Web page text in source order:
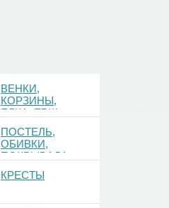
ВЕНКИ,
КОРЗИНЫ,
ЕЛКА, ЕРШ,
ПОСТЕЛЬ,
ОБИВКИ,
ПОКРЫВАЛА
КРЕСТЫ